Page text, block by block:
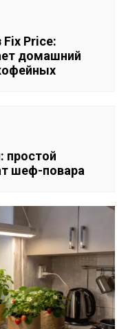
Fix Price:
домашний
простой
шеф-повара